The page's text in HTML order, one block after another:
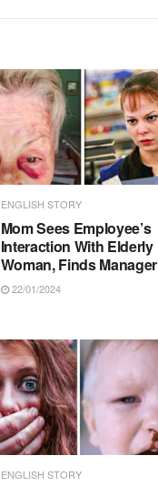
ENGLISH STORY
Mom Sees Employee’s
Interaction With Elderly
Woman, Finds Manager
22/01/2024
ENGLISH STORY